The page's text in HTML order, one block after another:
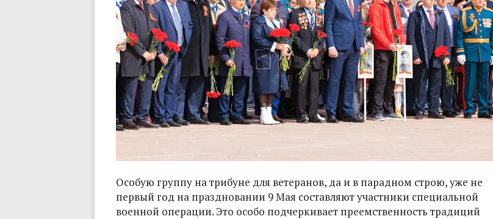
Особую группу на трибуне для ветеранов, да и в парадном строю, уже не
первый год на праздновании 9 Мая составляют участники специальной
военной операции. Это особо подчеркивает преемственность традиций